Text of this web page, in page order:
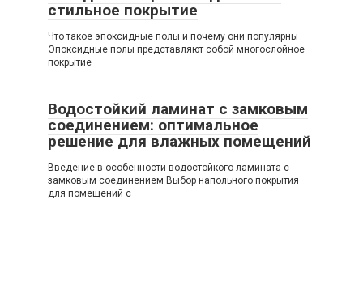
стильное покрытие
Что такое эпоксидные полы и почему они популярны
Эпоксидные полы представляют собой многослойное
покрытие
Водостойкий ламинат с замковым
соединением: оптимальное
решение для влажных помещений
Введение в особенности водостойкого ламината с
замковым соединением Выбор напольного покрытия
для помещений с